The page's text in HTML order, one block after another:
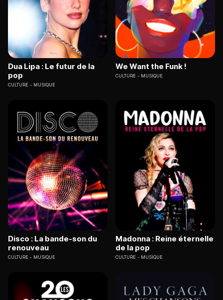
Dua Lipa : Le futur de la
pop
CULTURE MUSIQUE
We Want the Funk !
CULTURE MUSIQUE
Disco : La bande-son du
renouveau
CULTURE MUSIQUE
Madonna : Reine éternelle
de la pop
CULTURE MUSIQUE